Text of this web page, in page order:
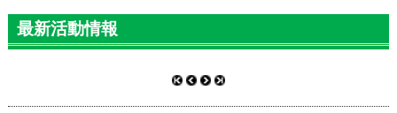
最新活動情報